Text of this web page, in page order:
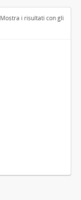
Mostra i risultati con gli